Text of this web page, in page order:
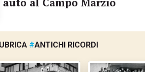
#ANTICHI RICORDI